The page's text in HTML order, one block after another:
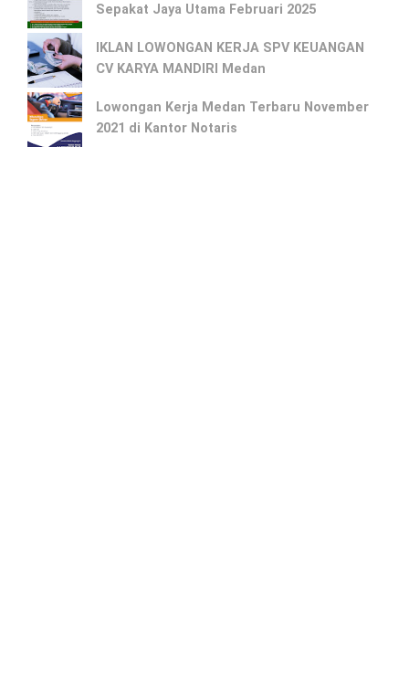
Sepakat Jaya Utama Februari 2025
IKLAN LOWONGAN KERJA SPV KEUANGAN
CV KARYA MANDIRI Medan
Lowongan Kerja Medan Terbaru November
2021 di Kantor Notaris